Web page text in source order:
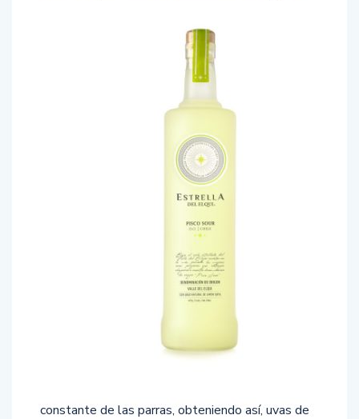
constante de las parras, obteniendo así, uvas de